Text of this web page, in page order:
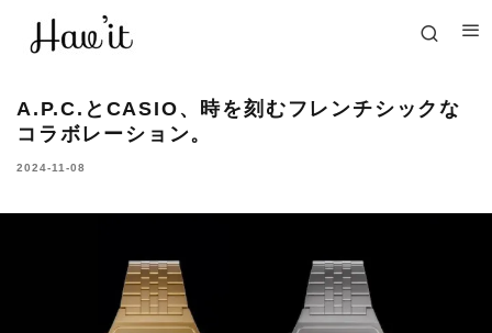
A.P.C.とCASIO、時を刻むフレンチシックな
コラボレーション。
2024-11-08